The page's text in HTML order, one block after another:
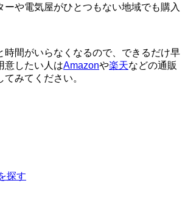
ーや電気屋がひとつもない地域でも購入
時間がいらなくなるので、できるだけ早
意したい人はAmazonや楽天などの通販
みてください。
探す